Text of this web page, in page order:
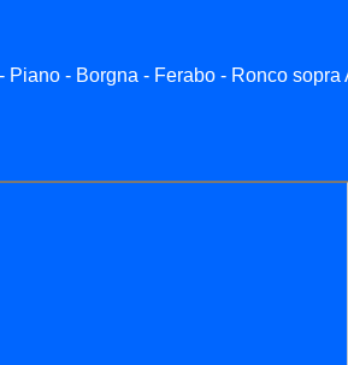
- Borgna - Ferabo - Ronco sopra